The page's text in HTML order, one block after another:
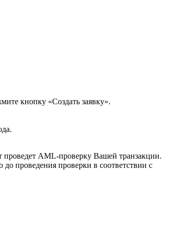
кнопку «Создать заявку».
AML-проверку Вашей транзакции.
проведения проверки в соответствии с